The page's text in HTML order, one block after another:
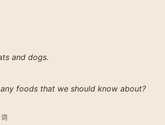
and dogs.
foods that we should know about?